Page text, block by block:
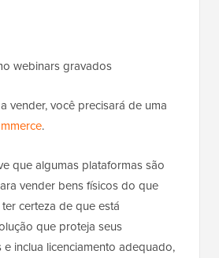
webinars gravados
vender, você precisará de uma
.
que algumas plataformas são
vender bens físicos do que
certeza de que está
que proteja seus
inclua licenciamento adequado,